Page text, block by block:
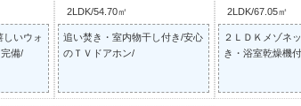
しいウォ
備/
2LDK/54.70㎡
追い焚き・室内物干し付き/安心
のＴＶドアホン/
2LDK/67.05㎡
２ＬＤＫメゾネ
き・浴室乾燥機